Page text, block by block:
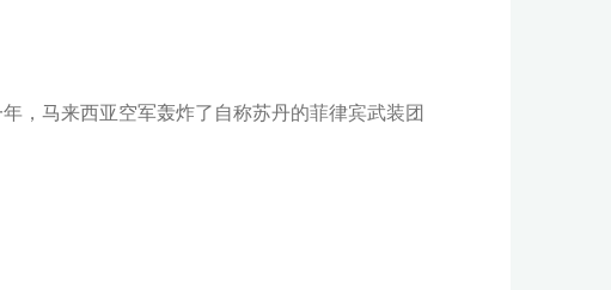
马来西亚空军轰炸了自称苏丹的菲律宾武装团